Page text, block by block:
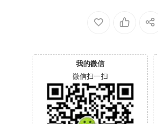
43CAS-00060064-2700
我的微信
微信扫一扫